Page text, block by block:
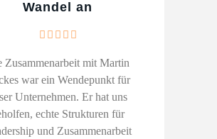
Wandel an
Zusammenarbeit mit Martin
war ein Wendepunkt für
Unternehmen. Er hat uns
echte Strukturen für
und Zusammenarbeit